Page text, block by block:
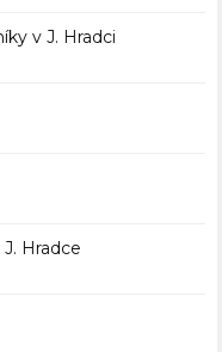
v J. Hradci
Hradce